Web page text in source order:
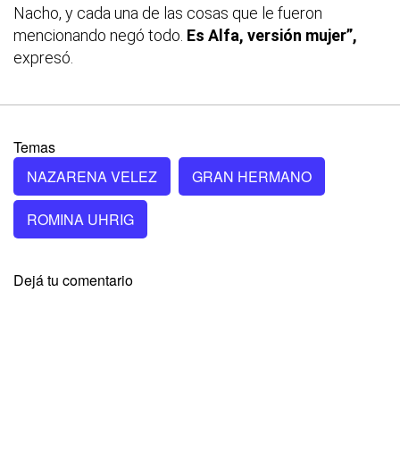
Nacho, y cada una de las cosas que le fueron
mencionando negó todo. Es Alfa, versión mujer”,
expresó.
Temas
NAZARENA VELEZ
GRAN HERMANO
ROMINA UHRIG
Dejá tu comentario